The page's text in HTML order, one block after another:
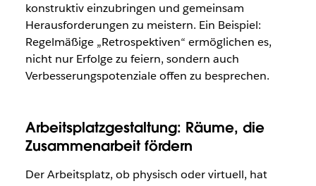
konstruktiv einzubringen und gemeinsam
Herausforderungen zu meistern. Ein Beispiel:
Regelmäßige „Retrospektiven“ ermöglichen es,
nicht nur Erfolge zu feiern, sondern auch
Verbesserungspotenziale offen zu besprechen.
Arbeitsplatzgestaltung: Räume, die
Zusammenarbeit fördern
Der Arbeitsplatz, ob physisch oder virtuell, hat